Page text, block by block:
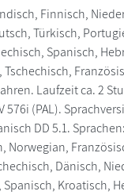
Finnisch,
Türkisch,
Spanisch,
Laufzeit ca. 2
576i (PAL).
DD 5.1.
Norwegian,
Dänisch,
Kroatisch,